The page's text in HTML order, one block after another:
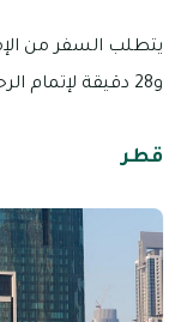
و28 دقيقة لإتمام الرحلة.
قطر